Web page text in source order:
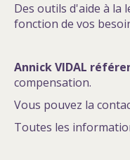
Des outils d'aide à la
fonction de vos
Annick VIDAL
compensation.
Vous pouvez la
Toutes les